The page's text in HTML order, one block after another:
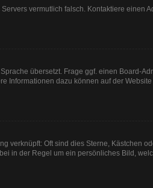
vermutlich falsch. Kontaktiere einen
übersetzt. Frage ggf. einen Board-
Informationen dazu können auf der Website
verknüpft: Oft sind dies Sterne, Kästchen
in der Regel um ein persönliches Bild,